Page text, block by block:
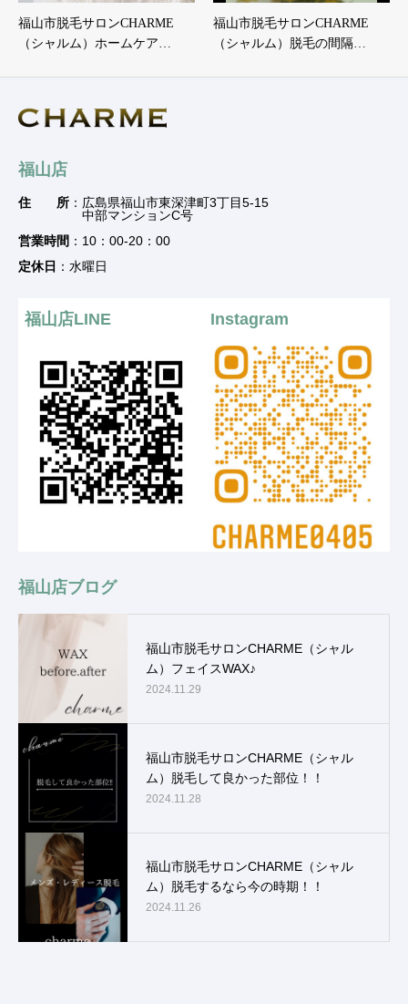
福山市脱毛サロンCHARME
（シャルム）ホームケア…
福山市脱毛サロンCHARME
（シャルム）脱毛の間隔…
福山店
住 所 ：広島県福山市東深津町3丁目5-15
中部マンションC号
営業時間 ：10：00-20：00
定休日 ：水曜日
福山店LINE Instagram
福山店ブログ
福山市脱毛サロンCHARME（シャル
ム）フェイスWAX♪
2024.11.29
福山市脱毛サロンCHARME（シャル
ム）脱毛して良かった部位！！
2024.11.28
福山市脱毛サロンCHARME（シャル
ム）脱毛するなら今の時期！！
2024.11.26